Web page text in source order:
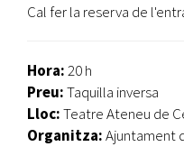
Cal fer la reserva de
Hora:20 h
Preu:Taquilla inversa
Lloc:Teatre Ateneu de
Organitza:Ajuntament